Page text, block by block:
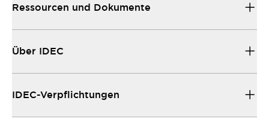
Ressourcen und Dokumente
Über IDEC
IDEC-Verpflichtungen